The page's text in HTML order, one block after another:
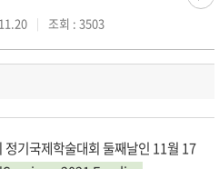
조회 : 3503
기국제학술대회 둘째날인 11월 17